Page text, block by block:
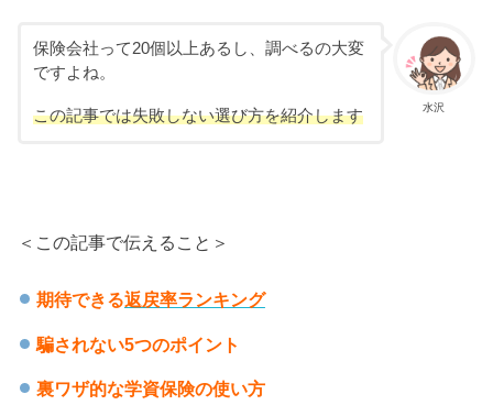
水沢
保険会社って20個以上あるし、調べるの大変
ですよね。
この記事では失敗しない選び方を紹介します
＜この記事で伝えること＞
期待できる返戻率ランキング
騙されない5つのポイント
裏ワザ的な学資保険の使い方